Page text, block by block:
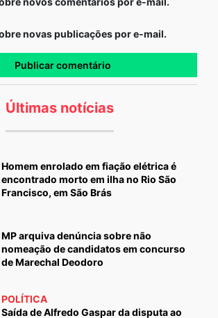
novas publicações por e-mail.
Últimas notícias
Homem enrolado em fiação elétrica é
encontrado morto em ilha no Rio São
Francisco, em São Brás
MP arquiva denúncia sobre não
nomeação de candidatos em concurso
de Marechal Deodoro
POLÍTICA
Saída de Alfredo Gaspar da disputa ao